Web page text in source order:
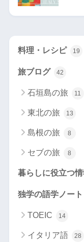
料理・レシピ 19
旅ブログ 42
石垣島の旅 11
東北の旅 13
島根の旅 8
セブの旅 8
暮らしに役立つ情
独学の語学ノート
TOEIC 14
イタリア語 28